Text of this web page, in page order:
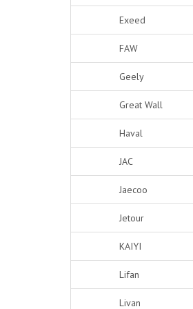
Exeed
FAW
Geely
Great Wall
Haval
JAC
Jaecoo
Jetour
KAIYI
Lifan
Livan